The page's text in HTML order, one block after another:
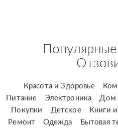
Красота и Здоровье
Питание
Электроника Дом
Покупки
Детское Книги
Ремонт
Одежда Бытовая